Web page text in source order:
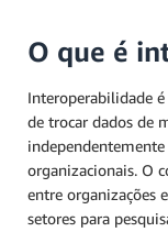
O que é
Interoperabilidade é
de trocar dados de
organizacionais. O
entre organizações
setores para